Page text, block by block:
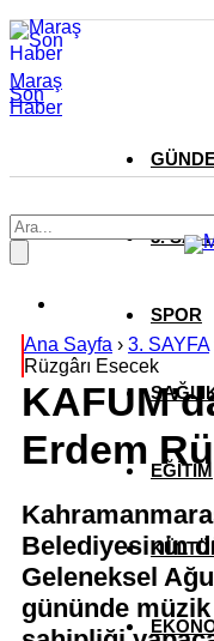
Maraş
Son
Haber
3.
SPOR
EĞİTİM
Ana Sayfa › 3. SAYFA
Rüzgârı Esecek
Erdem
Belediyesinin
Geleneksel
gününde